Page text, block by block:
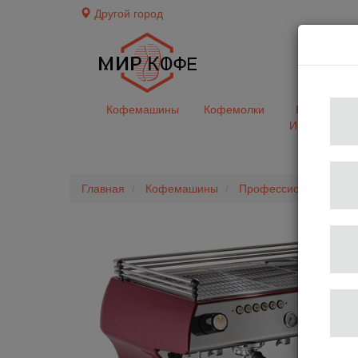
Другой город
Кофемашины Кофемолки
Кофе&Чай
Ингредиенты
Главная Кофемашины Профессиональные